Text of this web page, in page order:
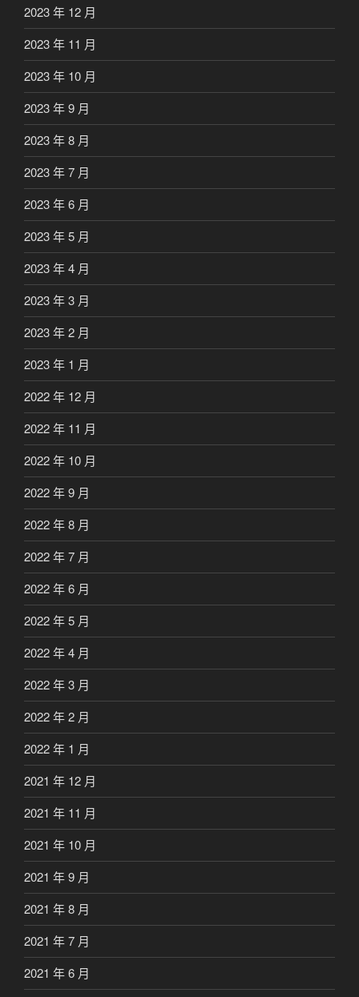
2023 年 12 月
2023 年 11 月
2023 年 10 月
2023 年 9 月
2023 年 8 月
2023 年 7 月
2023 年 6 月
2023 年 5 月
2023 年 4 月
2023 年 3 月
2023 年 2 月
2023 年 1 月
2022 年 12 月
2022 年 11 月
2022 年 10 月
2022 年 9 月
2022 年 8 月
2022 年 7 月
2022 年 6 月
2022 年 5 月
2022 年 4 月
2022 年 3 月
2022 年 2 月
2022 年 1 月
2021 年 12 月
2021 年 11 月
2021 年 10 月
2021 年 9 月
2021 年 8 月
2021 年 7 月
2021 年 6 月